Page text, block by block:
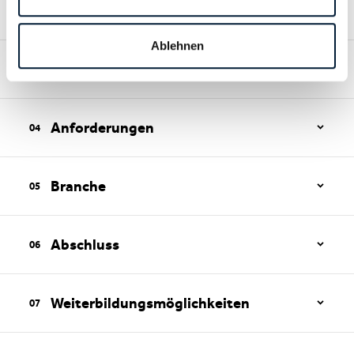
Ablehnen
Dauer
4 Tage pro Woche im Lehrbetrieb
Lohnempfehlungen
Anforderungen
Branche
Abschluss
Weiterbildungsmöglichkeiten